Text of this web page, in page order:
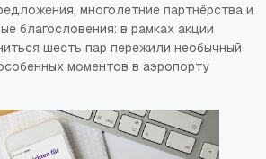
многолетние партнёрства и
благословения: в рамках акции
шесть пар пережили необычный
моментов в аэропорту